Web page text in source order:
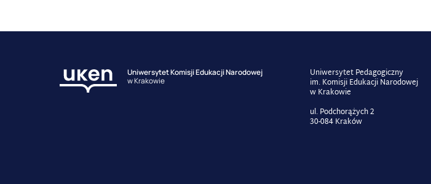
Uniwersytet Komisji Edukacji Narodowej
w Krakowie
Uniwersytet Pedagogiczny
im. Komisji Edukacji Narodowej
w Krakowie
ul. Podchorążych 2
30-084 Kraków